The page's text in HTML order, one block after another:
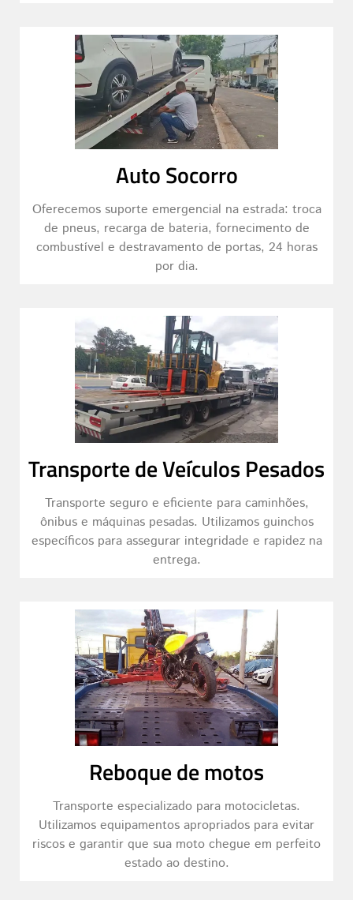
Auto Socorro
Oferecemos suporte emergencial na estrada: troca
de pneus, recarga de bateria, fornecimento de
combustível e destravamento de portas, 24 horas
por dia.
Transporte de Veículos Pesados
Transporte seguro e eficiente para caminhões,
ônibus e máquinas pesadas. Utilizamos guinchos
específicos para assegurar integridade e rapidez na
entrega.
Reboque de motos
Transporte especializado para motocicletas.
Utilizamos equipamentos apropriados para evitar
riscos e garantir que sua moto chegue em perfeito
estado ao destino.